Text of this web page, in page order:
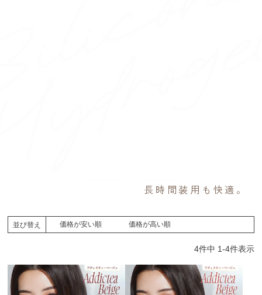
決め手は酸素を通す力。
圧倒的な高酸素透過率
目への負担を軽減
長時間装用も快適。
水分を逃さず
うるおいキープ
紫外線カット
目の間を潤す
水分で潤すと外しやすくなります
乾いた手で
指の水分をしっかりと拭く
ズラしてつまむ
人差し指と親指で押し上
げるようにつまんで外す
並び替え 価格が安い順 価格が高い順
4件中 1-4件表示